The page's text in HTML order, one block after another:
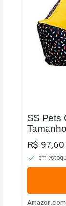
SS Pets
R$ 97,60
em